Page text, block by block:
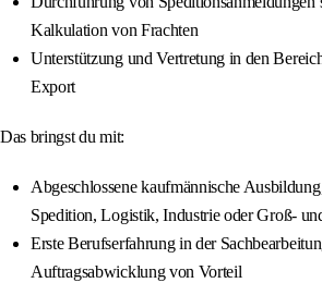
Kalkulation von Frachten
Unterstützung und Vertretung in den
Export
Das bringst du mit:
Abgeschlossene kaufmännische
Spedition, Logistik, Industrie oder Groß-
Erste Berufserfahrung in der
Auftragsabwicklung von Vorteil